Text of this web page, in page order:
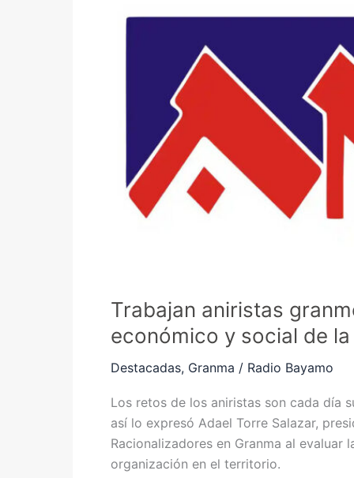
Trabajan aniristas
económico y social de
Destacadas, Granma / Radio Bayamo
Los retos de los aniristas son cada día
así lo expresó Adael Torre Salazar,
Racionalizadores en Granma al
organización en el territorio.
económico
provincia